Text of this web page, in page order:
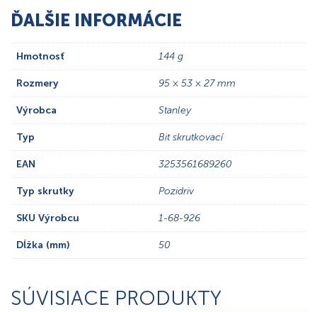
ĎALŠIE INFORMÁCIE
Hmotnosť 144 g
Rozmery 95 × 53 × 27 mm
Výrobca Stanley
Typ Bit skrutkovací
EAN 3253561689260
Typ skrutky Pozidriv
SKU Výrobcu 1-68-926
Dĺžka (mm) 50
SÚVISIACE PRODUKTY